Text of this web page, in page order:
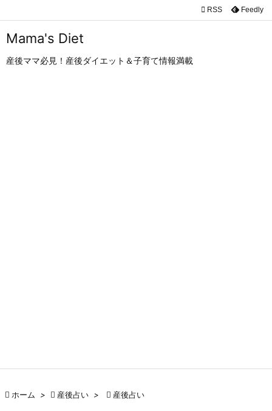
Mama's Diet
産後ママ必見！産後ダイエット＆子育て情報満載

 RSS Feedly
 ホーム >  産後占い >  産後占い